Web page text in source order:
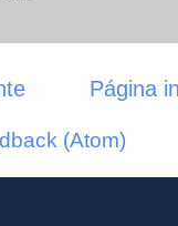
Página
(Atom)